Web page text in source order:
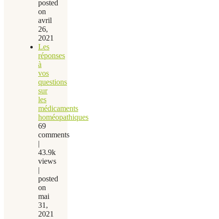
posted
on
avril
26,
2021
Les
réponses
à
vos
questions
sur
les
médicaments
homéopathiques
69
comments
|
43.9k
views
|
posted
on
mai
31,
2021